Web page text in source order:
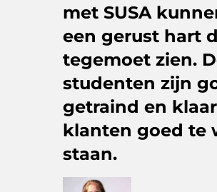
met SUSA
een gerust hart
tegemoet zien.
studenten zijn
getraind en
klanten goed te
staan.